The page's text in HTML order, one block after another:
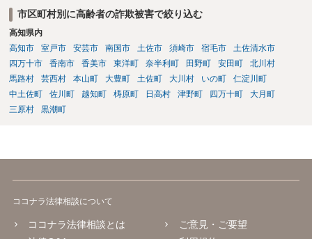
して生活していくというよりは、一方が死亡した際に生じる相続のた
めに配偶者という立場を得ることが主な目的となります。 したがっ
て、形式的に届出がなされたとしても、双方は夫婦生活を営む意思が
ないので、婚姻意思はありません。 よって、婚姻は婚姻意思の欠如に
より、無効となります。
市区町村別に高齢者の詐欺被害で絞り込む
高知県内
高知市
室戸市 安芸市 南国市 土佐市 須崎市 宿毛市
土佐清水市
四万十市
香南市 香美市 東洋町 奈半利町 田野町 安田町
北川村
馬路村
芸西村 本山町 大豊町 土佐町 大川村 いの町
仁淀川町
中土佐町
佐川町 越知町 梼原町 日高村 津野町 四万十町
大月町
三原村
黒潮町
ココナラ法律相談について
ココナラ法律相談とは
ご意見・ご要望